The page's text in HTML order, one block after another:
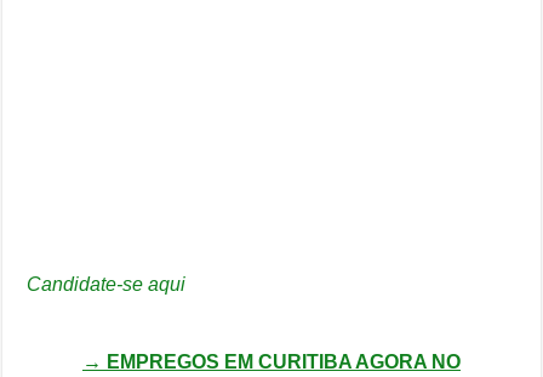
Candidate-se aqui
→ EMPREGOS EM CURITIBA AGORA NO